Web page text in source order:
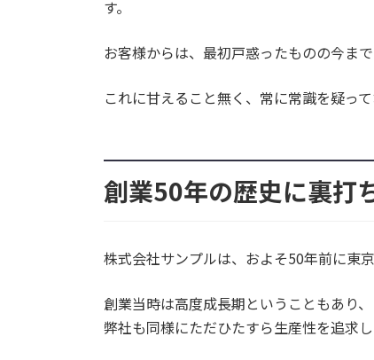
す。
お客様からは、最初戸惑ったものの今ま
これに甘えること無く、常に常識を疑っ
創業50年の歴史に裏打
株式会社サンプルは、およそ50年前に東
創業当時は高度成長期ということもあり
弊社も同様にただひたすら生産性を追求